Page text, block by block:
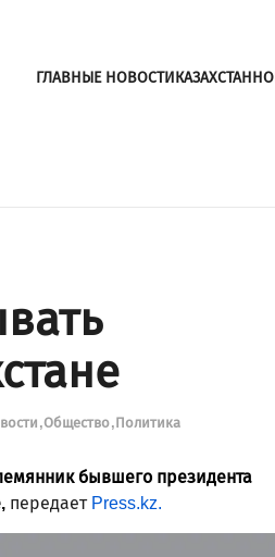
ГЛАВНЫЕ НОВОСТИКАЗАХСТАН
Общество Политика
бывшего президента
передает Press.kz.